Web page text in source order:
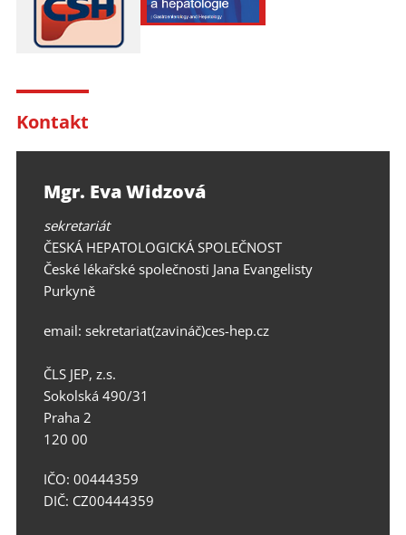
Kontakt
Mgr. Eva Widzová
sekretariát
ČESKÁ HEPATOLOGICKÁ SPOLEČNOST
České lékařské společnosti Jana Evangelisty
Purkyně
email: sekretariat(zavináč)ces-hep.cz
ČLS JEP, z.s.
Sokolská 490/31
Praha 2
120 00
IČO: 00444359
DIČ: CZ00444359